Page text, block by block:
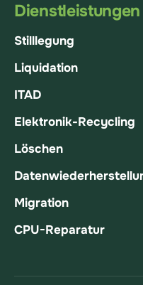
Stilllegung
Liquidation
ITAD
Elektronik-Recycling
Löschen
Migration
CPU-Reparatur